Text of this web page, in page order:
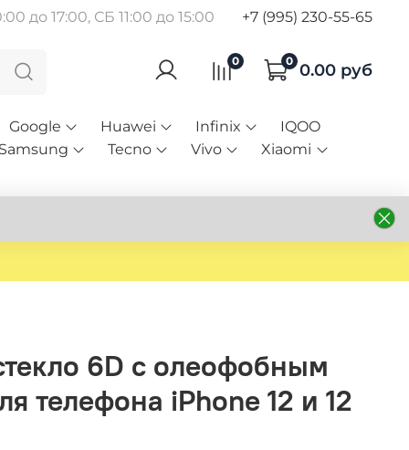
до 17:00, СБ 11:00 до 15:00 +7 (995) 230-55-65
0 0 0.00 руб
Google Huawei Infinix
IQOO
Tecno Vivo Xiaomi
6D с олеофобным
телефона iPhone 12 и 12